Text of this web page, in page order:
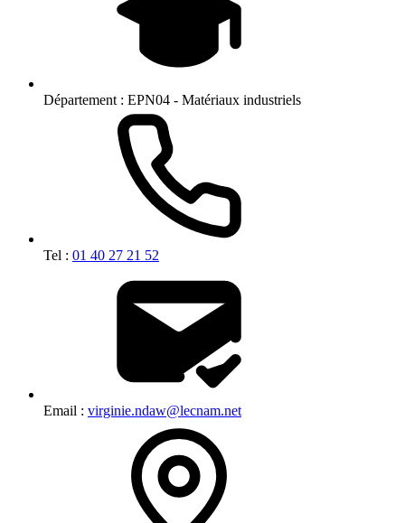
Département : EPN04 - Matériaux industriels
Tel : 01 40 27 21 52
Email : virginie.ndaw@lecnam.net